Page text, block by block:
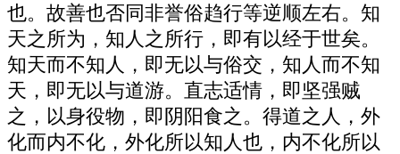
也。故善也否同非誉俗趋行等逆顺左右。知
天之所为，知人之所行，即有以经于世矣。
知天而不知人，即无以与俗交，知人而不知
天，即无以与道游。直志适情，即坚强贼
之，以身役物，即阴阳食之。得道之人，外
化而内不化，外化所以知人也，内不化所以